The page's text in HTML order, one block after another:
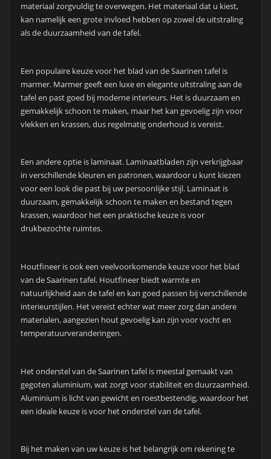
materiaal zorgvuldig te overwegen. Het materiaal dat u kiest,
kan namelijk een grote invloed hebben op zowel de uitstraling
als de duurzaamheid van de tafel.
Een populaire keuze voor het blad van de Saarinen tafel is
marmer. Marmer geeft een luxe en elegante uitstraling aan de
tafel en past goed bij moderne interieurs. Het is duurzaam en
gemakkelijk schoon te maken, maar het kan gevoelig zijn voor
vlekken en krassen, dus regelmatig onderhoud is vereist.
Een andere optie is laminaat. Laminaatbladen zijn verkrijgbaar
in verschillende kleuren en patronen, waardoor u kunt kiezen
voor een look die past bij uw persoonlijke stijl. Laminaat is
duurzaam, gemakkelijk schoon te maken en bestand tegen
krassen, waardoor het een praktische keuze is voor
drukbezochte ruimtes.
Houtfineer is ook een veelvoorkomende keuze voor het blad
van de Saarinen tafel. Houtfineer biedt warmte en
natuurlijkheid aan de tafel en kan goed passen bij verschillende
interieurstijlen. Het vereist echter wat meer zorg dan andere
materialen, aangezien hout gevoelig kan zijn voor vocht en
temperatuurveranderingen.
Het onderstel van de Saarinen tafel is meestal gemaakt van
gegoten aluminium, wat zorgt voor stabiliteit en duurzaamheid.
Aluminium is licht van gewicht en roestbestendig, waardoor het
een ideale keuze is voor het onderstel van de tafel.
Bij het maken van uw keuze is het belangrijk om rekening te